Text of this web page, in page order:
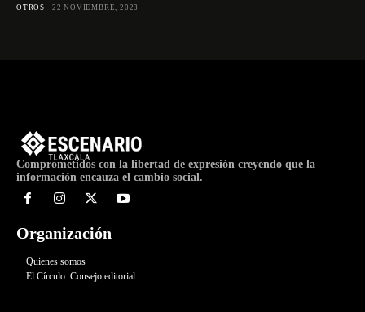
OTROS 22 NOVIEMBRE, 2023
Comprometidos con la libertad de expresión creyendo que la
información encauza el cambio social.
Organización
Quienes somos
El Círculo: Consejo editorial